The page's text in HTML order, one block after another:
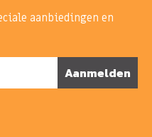
aanbiedingen en
Aanmelden